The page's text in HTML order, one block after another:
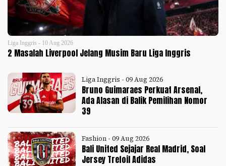
Liga Inggris - 10 Aug 2026
2 Masalah Liverpool Jelang Musim Baru Liga Inggris
Liga Inggris - 09 Aug 2026
Bruno Guimaraes Perkuat Arsenal,
Ada Alasan di Balik Pemilihan Nomor
39
Fashion - 09 Aug 2026
Bali United Sejajar Real Madrid, Soal
Jersey Trefoil Adidas